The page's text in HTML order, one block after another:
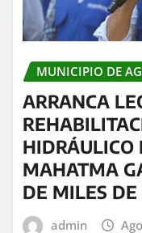
MUNICIPIO DE
ARRANCA
MAHATMA
DE MILES
admin